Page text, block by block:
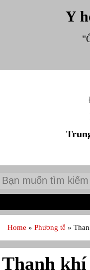
Y
Home » Phương tễ »
Thanh khí